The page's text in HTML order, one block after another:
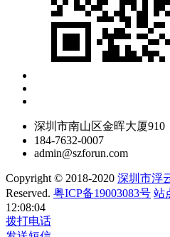
深圳市南山区金晖大厦910
184-7632-0007
admin@szforun.com
Copyright © 2018-2020 深圳市浮
Reserved. 粤ICP备19003083号 站
12:08:04
拨打电话